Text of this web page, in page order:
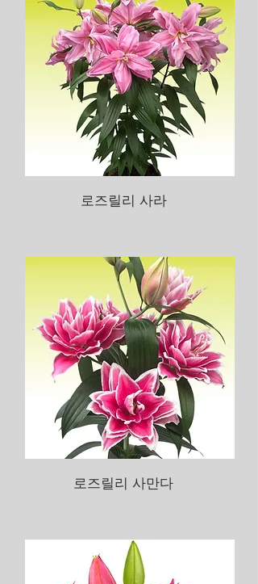
로즈릴리 사라
로즈릴리 사만다